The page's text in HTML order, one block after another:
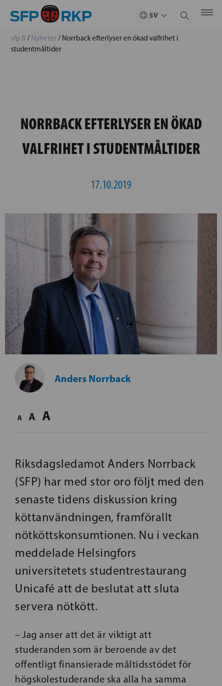
sfp.fi / Nyheter/ Norrback efterlyser en ökad valfrihet i
studentmåltider
NORRBACK EFTERLYSER EN ÖKAD
VALFRIHET I STUDENTMÅLTIDER
17.10.2019
Anders Norrback
A A A
Riksdagsledamot Anders Norrback
(SFP) har med stor oro följt med den
senaste tidens diskussion kring
köttanvändningen, framförallt
nötköttskonsumtionen. Nu i veckan
meddelade Helsingfors
universitetets studentrestaurang
Unicafé att de beslutat att sluta
servera nötkött.
– Jag anser att det är viktigt att
studeranden som är beroende av det
offentligt finansierade måltidsstödet för
högskolestuderande ska alla ha samma